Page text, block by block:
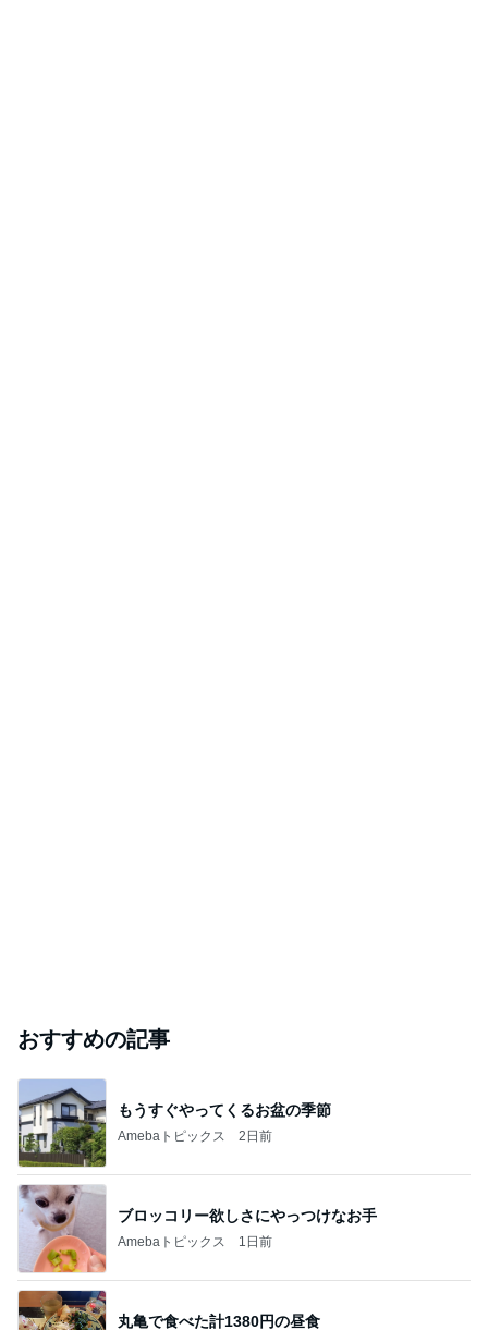
おすすめの記事
もうすぐやってくるお盆の季節
Amebaトピックス 2日前
ブロッコリー欲しさにやっつけなお手
Amebaトピックス 1日前
丸亀で食べた計1380円の昼食